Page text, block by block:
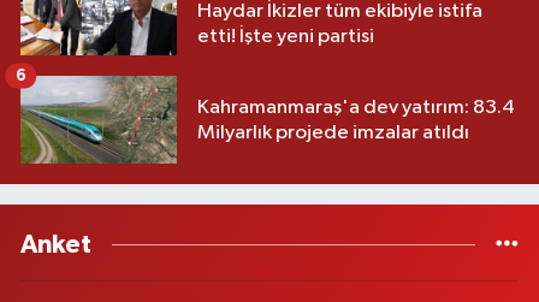
Haydar İkizler tüm ekibiyle istifa
etti! İşte yeni partisi
Kahramanmaraş'a dev yatırım: 83.4
Milyarlık projede imzalar atıldı
6
Anket